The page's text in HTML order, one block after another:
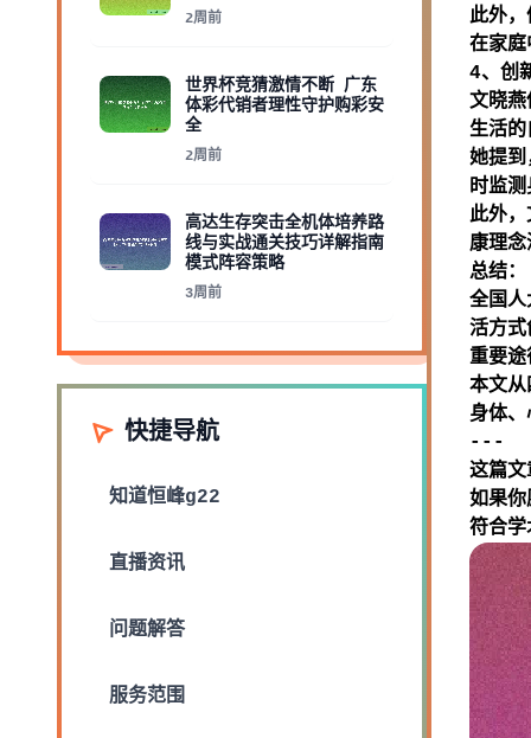
2周前
世界杯竞猜激情不断 广东
体彩代销者理性守护购彩安
全
2周前
高达生存突击全机体培养路
线与实战通关技巧详解指南
模式阵容策略
3周前
快捷导航
知道恒峰g22
直播资讯
问题解答
服务范围
此外，
在家庭
4、创
文晓燕
生活的
她提到
时监
此外，
康理念
总结：
全国人
活方式
重要途
本文从
身体、
---
这篇文
如果
符合学